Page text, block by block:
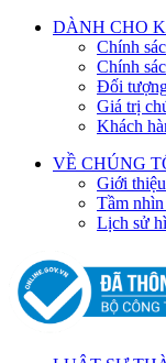
DÀNH CHO
Chính
Chính
Đối
Giá trị
Khách
VỀ CHÚNG
Giới
Tầm
Lịch sử